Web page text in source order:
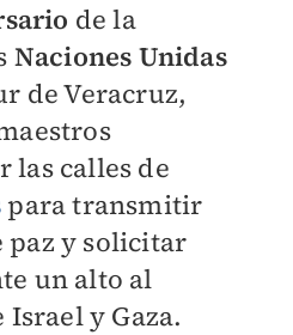
de la
Naciones Unidas
de Veracruz,
las calles de
para transmitir
paz y solicitar
un alto al
y Gaza.